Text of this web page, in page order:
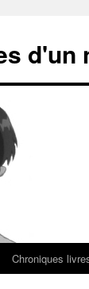
d'un
Chroniques